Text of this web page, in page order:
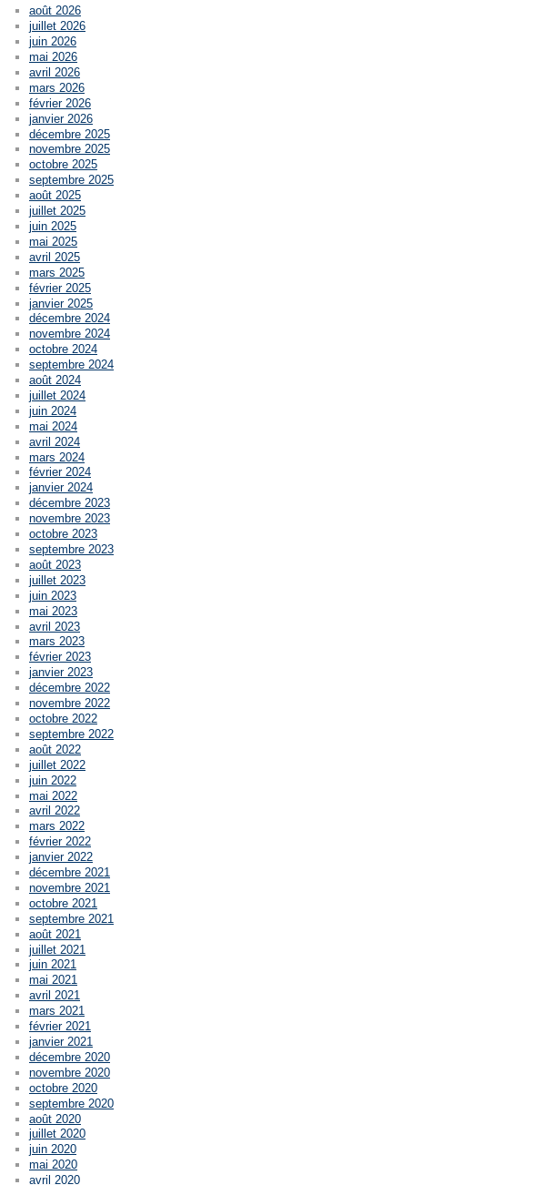
août 2026
juillet 2026
juin 2026
mai 2026
avril 2026
mars 2026
février 2026
janvier 2026
décembre 2025
novembre 2025
octobre 2025
septembre 2025
août 2025
juillet 2025
juin 2025
mai 2025
avril 2025
mars 2025
février 2025
janvier 2025
décembre 2024
novembre 2024
octobre 2024
septembre 2024
août 2024
juillet 2024
juin 2024
mai 2024
avril 2024
mars 2024
février 2024
janvier 2024
décembre 2023
novembre 2023
octobre 2023
septembre 2023
août 2023
juillet 2023
juin 2023
mai 2023
avril 2023
mars 2023
février 2023
janvier 2023
décembre 2022
novembre 2022
octobre 2022
septembre 2022
août 2022
juillet 2022
juin 2022
mai 2022
avril 2022
mars 2022
février 2022
janvier 2022
décembre 2021
novembre 2021
octobre 2021
septembre 2021
août 2021
juillet 2021
juin 2021
mai 2021
avril 2021
mars 2021
février 2021
janvier 2021
décembre 2020
novembre 2020
octobre 2020
septembre 2020
août 2020
juillet 2020
juin 2020
mai 2020
avril 2020